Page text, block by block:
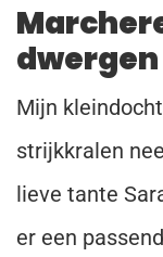
dwergen
Mijn
strijkkralen
lieve tante
er een